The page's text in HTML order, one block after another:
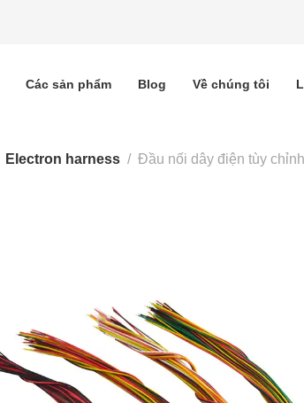
Các sản phẩm Blog Về chúng tôi
Electron harness Đầu nối dây điện tùy